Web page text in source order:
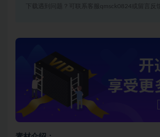
下载遇到问题？可联系客服qmsck0824或留言反馈